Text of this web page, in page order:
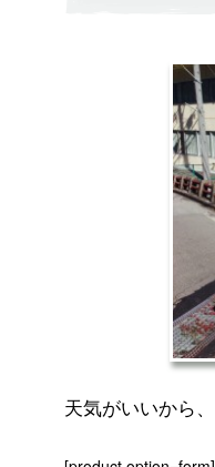
天気がいいから、